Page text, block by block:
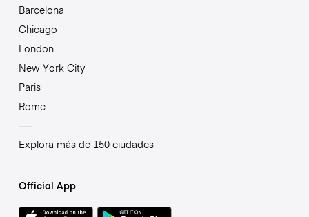
Barcelona
Chicago
London
New York City
Paris
Rome
Explora más de 150 ciudades
Official App